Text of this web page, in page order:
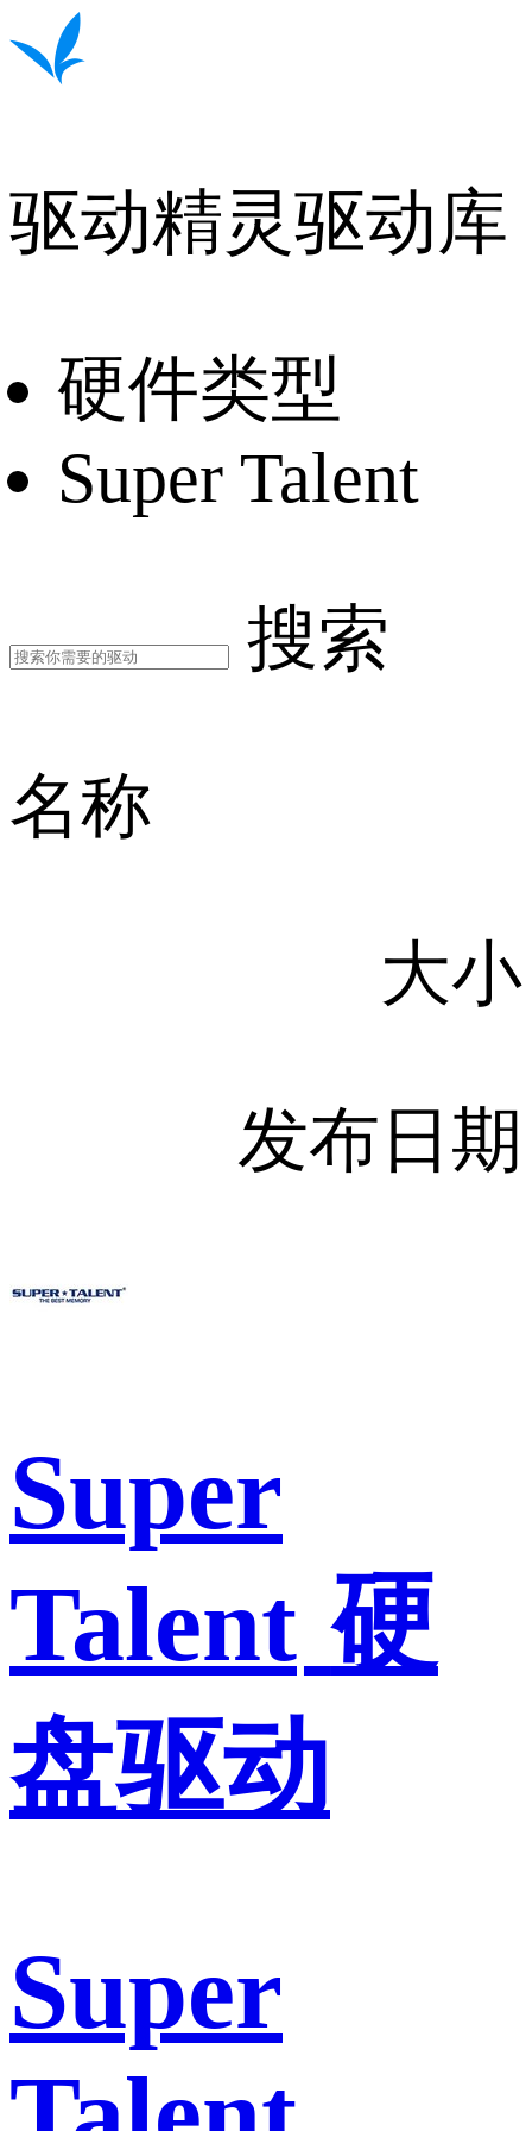
驱动精灵驱动库
硬件类型
Super Talent
搜索
名称
大小
发布日期
Super
Talent 硬
盘驱动
Super